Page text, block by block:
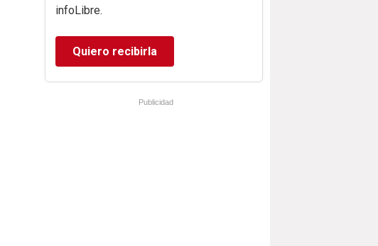
infoLibre.
Quiero recibirla
Publicidad